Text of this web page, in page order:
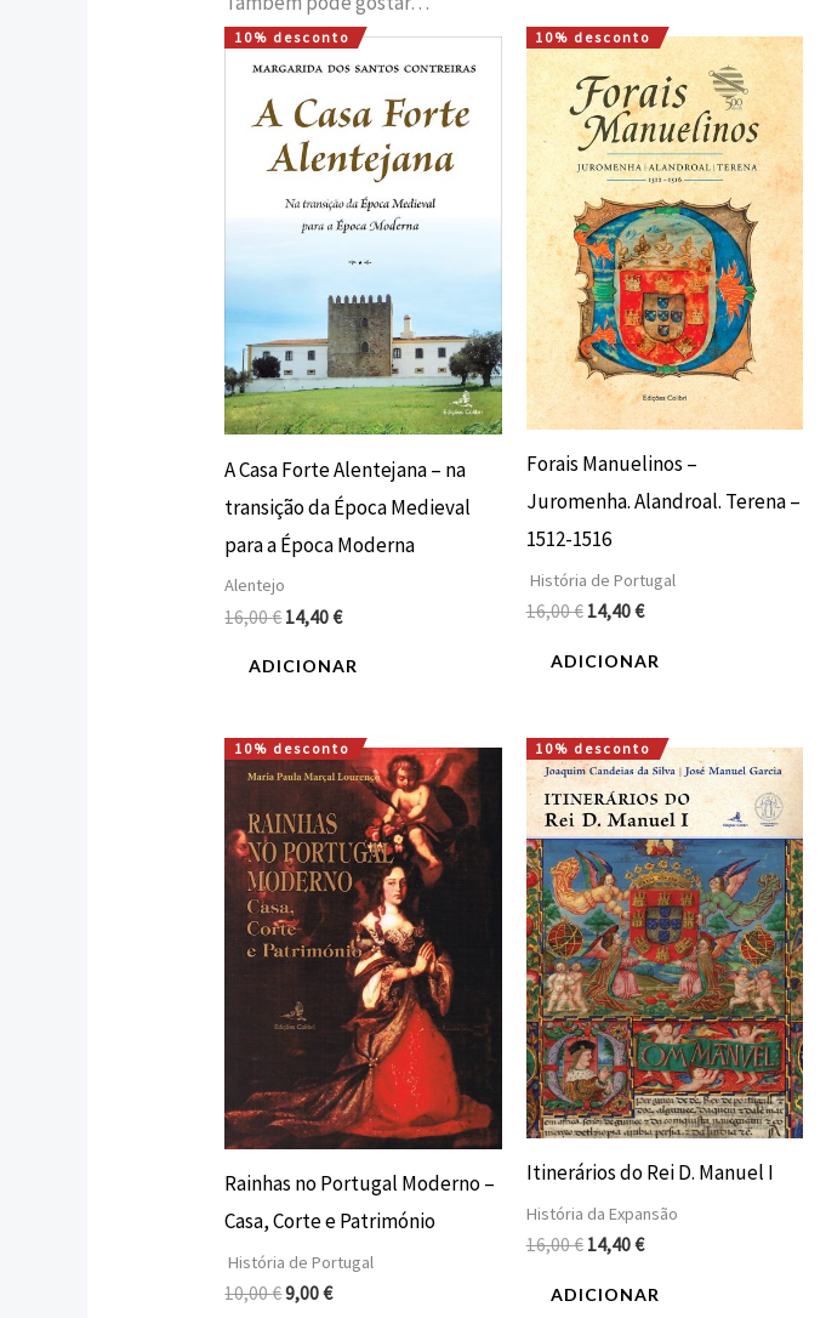
10% desconto
A Casa Forte Alentejana – na
transição da Época Medieval
para a Época Moderna
Alentejo
16,00€
O
preço
original
era:
16,00 €.
14,40€
O
preço
é:
14,40 €.
ADICIONAR
10% desconto
Forais Manuelinos –
Juromenha. Alandroal. Terena –
1512-1516
História de Portugal
16,00€
O
preço
original
era:
16,00 €.
14,40€
O
preço
atual
é:
14,40 €.
ADICIONAR
10% desconto
Rainhas no Portugal Moderno –
Casa, Corte e Património
História de Portugal
10,00€
O
preço
original
era:
10,00 €.
9,00€
O
preço
atual
é:
9,00 €.
10% desconto
Itinerários do Rei D. Manuel I
História da Expansão
16,00€
O
preço
original
era:
16,00 €.
14,40€
O
preço
atual
é:
14,40 €.
ADICIONAR